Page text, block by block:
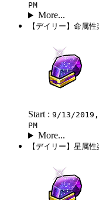
PM
More...
【デイリー】命属
Start : 9/13/
PM
More...
【デイリー】星属